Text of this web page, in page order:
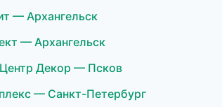
— Архангельск
— Архангельск
Декор — Псков
— Санкт-Петербург